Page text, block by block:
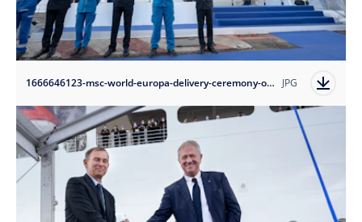
1666646123-msc-world-europa-delivery-ceremony-officers-parade?auto=format JPG